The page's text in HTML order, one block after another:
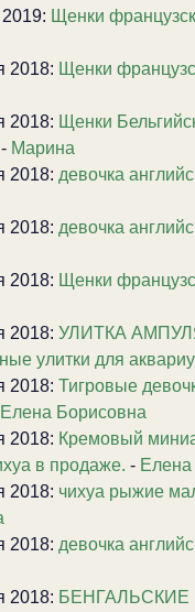
Щенки
2018: Щенки
2018: Щенки
- Марина
2018: девочка
2018: девочка
2018: Щенки
2018: УЛИТКА
улитки для
2018: Тигровые
Елена Борисовна
2018: Кремовый
в продаже. -
2018: чихуа рыжие
2018: девочка
2018: БЕНГАЛЬСКИЕ